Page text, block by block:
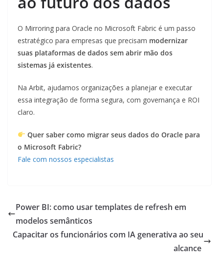
O Mirroring para Oracle no Microsoft Fabric é um passo
estratégico para empresas que precisam modernizar
suas plataformas de dados sem abrir mão dos
sistemas já existentes.
Na Arbit, ajudamos organizações a planejar e executar
essa integração de forma segura, com governança e ROI
claro.
Quer saber como migrar seus dados do Oracle para
o Microsoft Fabric?
Fale com nossos especialistas
Power BI: como usar templates de refresh em
modelos semânticos
Capacitar os funcionários com IA generativa ao seu
alcance